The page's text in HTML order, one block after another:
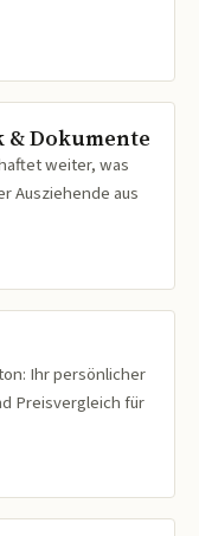
& Dokumente
weiter, was
Ausziehende aus
Ihr persönlicher
Preisvergleich für